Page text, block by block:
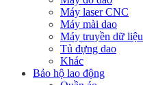
Máy laser CNC
Máy mài dao
Máy truyền dữ liệu
Tủ đựng dao
Khác
Bảo hộ lao động